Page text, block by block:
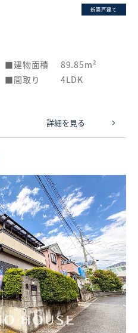
新築戸建て
建物面積
89.85m²
間取り 4LDK
詳細を見る